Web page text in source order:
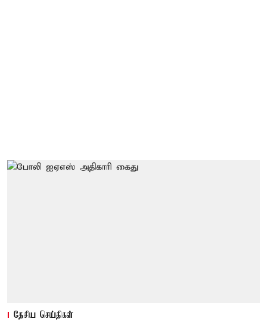
தேசிய செய்திகள்